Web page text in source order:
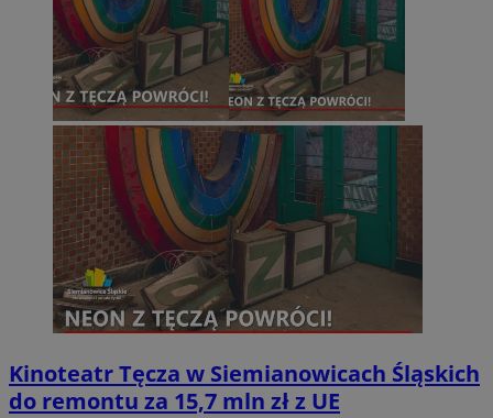
Kinoteatr Tęcza w Siemianowicach Śląskich
do remontu za 15,7 mln zł z UE